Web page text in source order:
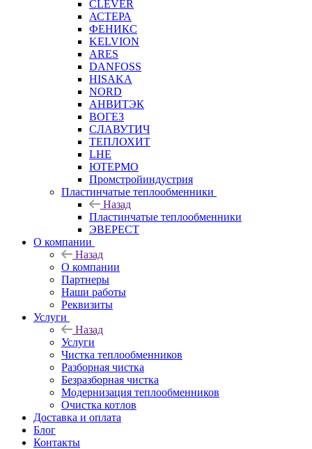
CLEVER
АСТЕРА
ФЕНИКС
KELVION
ARES
DANFOSS
HISAKA
NORD
АНВИТЭК
ВОГЕЗ
СЛАВУТИЧ
ТЕПЛОХИТ
LHE
ЮТЕРМО
Промстройиндустрия
Пластинчатые теплообменники
Назад
Пластинчатые теплообменники
ЭВЕРЕСТ
О компании
Назад
О компании
Партнеры
Наши работы
Реквизиты
Услуги
Назад
Услуги
Чистка теплообменников
Разборная чистка
Безразборная чистка
Модернизация теплообменников
Очистка котлов
Доставка и оплата
Блог
Контакты